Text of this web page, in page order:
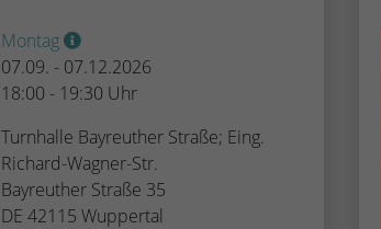
Montag
07.09. - 07.12.2026
18:00 - 19:30 Uhr
Turnhalle Bayreuther Straße; Eing.
Richard-Wagner-Str.
Bayreuther Straße 35
DE 42115 Wuppertal